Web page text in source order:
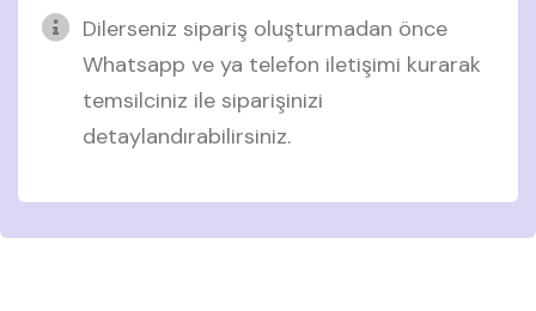
Dilerseniz sipariş oluşturmadan önce
Whatsapp ve ya telefon iletişimi kurarak
temsilciniz ile siparişinizi
detaylandırabilirsiniz.